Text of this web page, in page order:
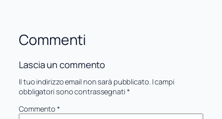
Commenti
Lascia un commento
Il tuo indirizzo email non sarà pubblicato. I campi
obbligatori sono contrassegnati *
Commento*